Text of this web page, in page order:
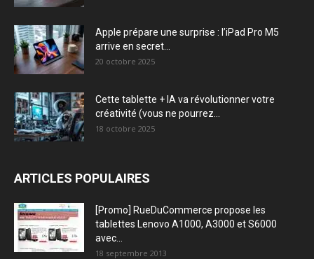
Apple prépare une surprise : l’iPad Pro M5
arrive en secret...
20 octobre 2025
Cette tablette + IA va révolutionner votre
créativité (vous ne pourrez...
18 octobre 2025
ARTICLES POPULAIRES
[Promo] RueDuCommerce propose les
tablettes Lenovo A1000, A3000 et S6000
avec...
18 septembre 2013